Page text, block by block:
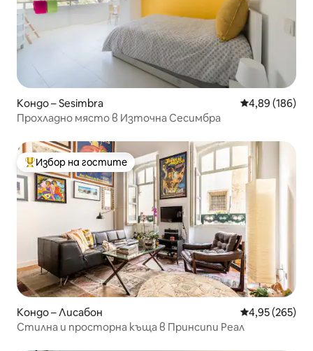
Кондо – Sesimbra Средна
4,89 (186)
Прохладно място в Източна Сесимбра
Най-популярен избор на гостите
Избор на гостите
Кондо – Лисабон Средна
4,95 (265)
Стилна и просторна къща в Принсипи Реал